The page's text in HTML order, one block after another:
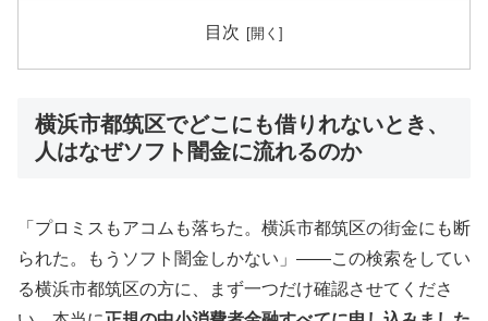
目次
横浜市都筑区でどこにも借りれないとき、
人はなぜソフト闇金に流れるのか
「プロミスもアコムも落ちた。横浜市都筑区の街金にも断
られた。もうソフト闇金しかない」——この検索をしてい
る横浜市都筑区の方に、まず一つだけ確認させてくださ